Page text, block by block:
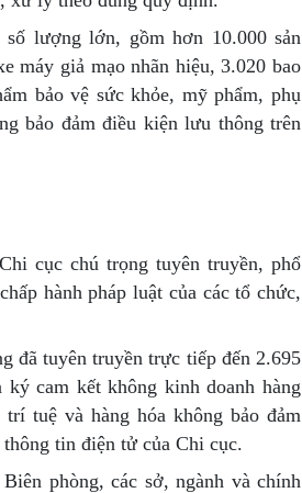
lượng lớn, gồm hơn 10.000 sản
máy giả mạo nhãn hiệu, 3.020 bao
bảo vệ sức khỏe, mỹ phẩm, phụ
bảo đảm điều kiện lưu thông trên
cục chú trọng tuyên truyền, phổ
hành pháp luật của các tổ chức,
đã tuyên truyền trực tiếp đến 2.695
cam kết không kinh doanh hàng
tuệ và hàng hóa không bảo đảm
tin điện tử của Chi cục.
phòng, các sở, ngành và chính